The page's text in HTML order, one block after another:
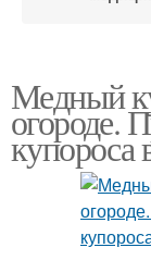
Купорос в
Медный
огороде.
купороса